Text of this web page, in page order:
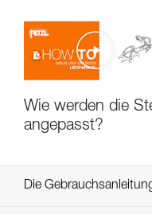
Wie werden die
angepasst?
Die